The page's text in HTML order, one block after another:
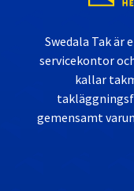
Swedala Tak är
servicekontor
kallar
gemensamt